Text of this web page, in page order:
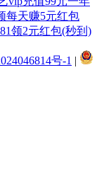
每天赚5元红包
领2元红包(秒到)
号-1 |